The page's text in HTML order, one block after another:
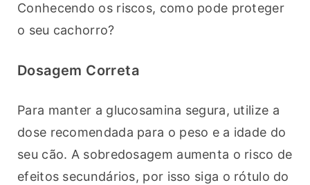
Conhecendo os riscos, como pode proteger
o seu cachorro?
Dosagem Correta
Para manter a glucosamina segura, utilize a
dose recomendada para o peso e a idade do
seu cão. A sobredosagem aumenta o risco de
efeitos secundários, por isso siga o rótulo do